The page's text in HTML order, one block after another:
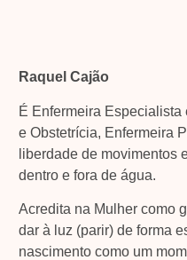
Raquel Cajão
É Enfermeira Especialista
e Obstetrícia, Enfermeira
liberdade de movimentos
dentro e fora de água.
Acredita na Mulher como
dar à luz (parir) de forma
nascimento como um